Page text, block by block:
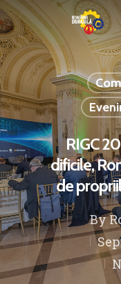
Hit enter to
RIGC
dificile,
de
By